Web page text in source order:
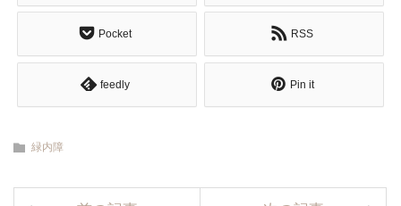
Pocket RSS
feedly Pin it
緑内障